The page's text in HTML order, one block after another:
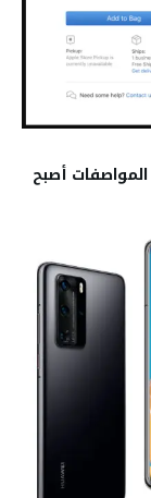
أصبح